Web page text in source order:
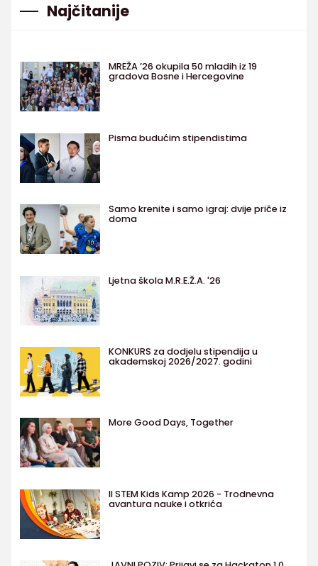
Najčitanije
MREŽA ’26 okupila 50 mladih iz 19
gradova Bosne i Hercegovine
Pisma budućim stipendistima
Samo krenite i samo igraj: dvije priče iz
doma
Ljetna škola M.R.E.Ž.A. '26
KONKURS za dodjelu stipendija u
akademskoj 2026/2027. godini
More Good Days, Together
II STEM Kids Kamp 2026 - Trodnevna
avantura nauke i otkrića